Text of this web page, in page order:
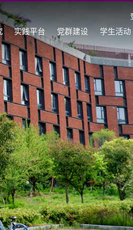
实践平台 党群建设 学生活动